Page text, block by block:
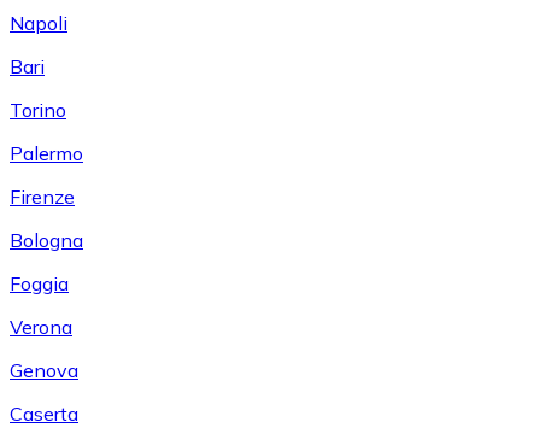
Napoli
Bari
Torino
Palermo
Firenze
Bologna
Foggia
Verona
Genova
Caserta